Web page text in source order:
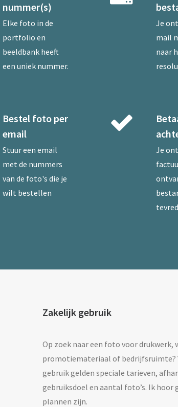
nummer(s)
Elke foto in de
portfolio en
beeldbank heeft
een uniek nummer.
Bestel foto per
email
Stuur een email
met de nummers
van de foto's die je
wilt bestellen
Je
mail
naar
Je
Zakelijk gebruik
Op zoek naar een foto voor drukwerk,
promotiemateriaal of bedrijfsruimte?
gebruik gelden speciale tarieven,
gebruiksdoel en aantal foto’s. Ik hoor
plannen zijn.